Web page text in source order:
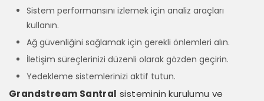
Sistem performansını izlemek için analiz araçları
kullanın.
Ağ güvenliğini sağlamak için gerekli önlemleri alın.
İletişim süreçlerinizi düzenli olarak gözden geçirin.
Yedekleme sistemlerinizi aktif tutun.
Grandstream Santral sisteminin kurulumu ve